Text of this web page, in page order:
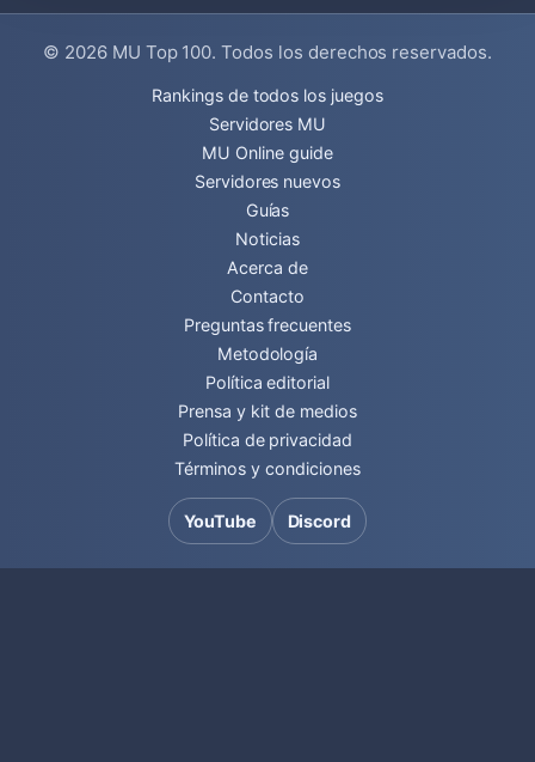
© 2026 MU Top 100. Todos los derechos reservados.
Rankings de todos los juegos
Servidores MU
MU Online guide
Servidores nuevos
Guías
Noticias
Acerca de
Contacto
Preguntas frecuentes
Metodología
Política editorial
Prensa y kit de medios
Política de privacidad
Términos y condiciones
YouTube Discord